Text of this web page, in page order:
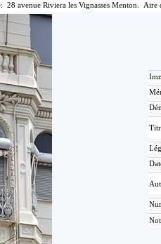
avenue Riviera les Vignasses Menton.